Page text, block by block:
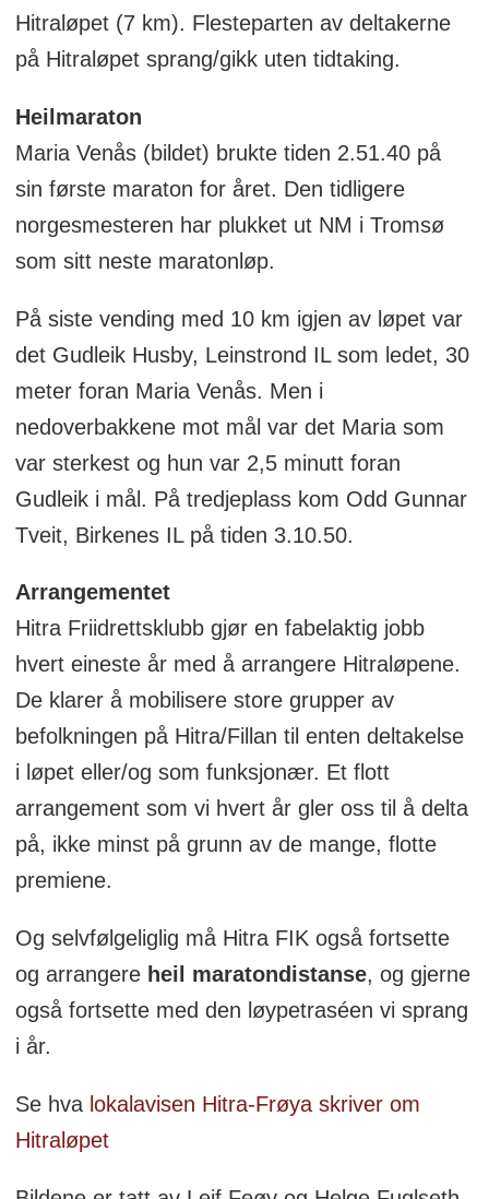
Hitraløpet (7 km). Flesteparten av deltakerne
på Hitraløpet sprang/gikk uten tidtaking.
Heilmaraton
Maria Venås (bildet) brukte tiden 2.51.40 på
sin første maraton for året. Den tidligere
norgesmesteren har plukket ut NM i Tromsø
som sitt neste maratonløp.
På siste vending med 10 km igjen av løpet var
det Gudleik Husby, Leinstrond IL som ledet, 30
meter foran Maria Venås. Men i
nedoverbakkene mot mål var det Maria som
var sterkest og hun var 2,5 minutt foran
Gudleik i mål. På tredjeplass kom Odd Gunnar
Tveit, Birkenes IL på tiden 3.10.50.
Arrangementet
Hitra Friidrettsklubb gjør en fabelaktig jobb
hvert eineste år med å arrangere Hitraløpene.
De klarer å mobilisere store grupper av
befolkningen på Hitra/Fillan til enten deltakelse
i løpet eller/og som funksjonær. Et flott
arrangement som vi hvert år gler oss til å delta
på, ikke minst på grunn av de mange, flotte
premiene.
Og selvfølgeliglig må Hitra FIK også fortsette
og arrangere heil maratondistanse, og gjerne
også fortsette med den løypetraséen vi sprang
i år.
Se hva lokalavisen Hitra-Frøya skriver om
Hitraløpet